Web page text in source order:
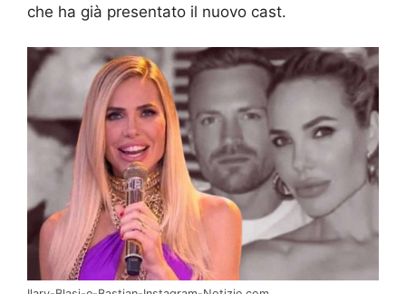
che ha già presentato il nuovo cast.